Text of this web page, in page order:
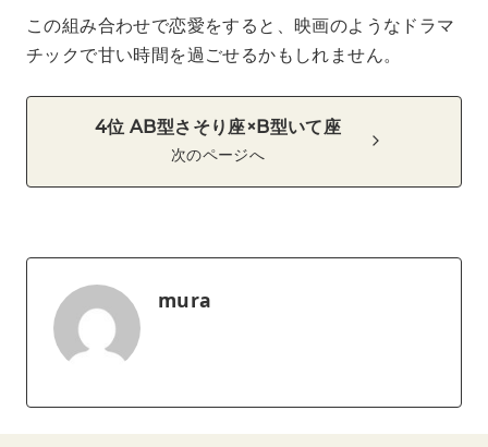
この組み合わせで恋愛をすると、映画のようなドラマ
チックで甘い時間を過ごせるかもしれません。
4位 AB型さそり座×B型いて座
次のページへ
mura